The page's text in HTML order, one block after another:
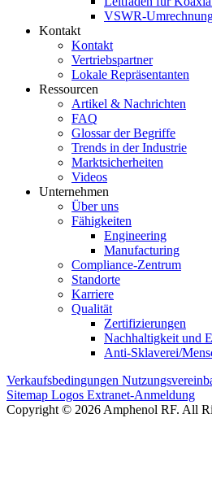
VSWR-
Kontakt
Kontakt
Vertriebspartner
Lokale Repräsentanten
Ressourcen
Artikel & Nachrichten
FAQ
Glossar der Begriffe
Trends in der Industrie
Marktsicherheiten
Videos
Unternehmen
Über uns
Fähigkeiten
Engineering
Manufacturing
Compliance-Zentrum
Standorte
Karriere
Qualität
Zertifizierungen
Nachhaltigkeit und
Anti-Sklaverei/
Verkaufsbedingungen
Sitemap Logos Extranet-Anmeldung
Copyright © 2026 Amphenol RF. All